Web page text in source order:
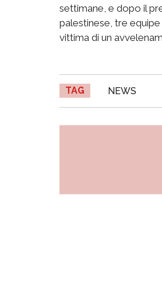
settimane, e dopo il
palestinese, tre
vittima di un
TAG NEWS